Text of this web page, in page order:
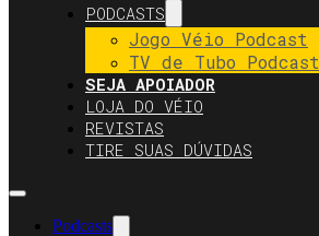
PODCASTS
Jogo Véio Podcast
TV de Tubo Podcast
SEJA APOIADOR
LOJA DO VÉIO
REVISTAS
TIRE SUAS DÚVIDAS
Podcasts